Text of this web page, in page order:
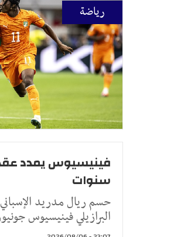
رياضة
فينيسيوس يمدد
سنوات
حسم ريال مدريد
البرازيلي فينيسيوس